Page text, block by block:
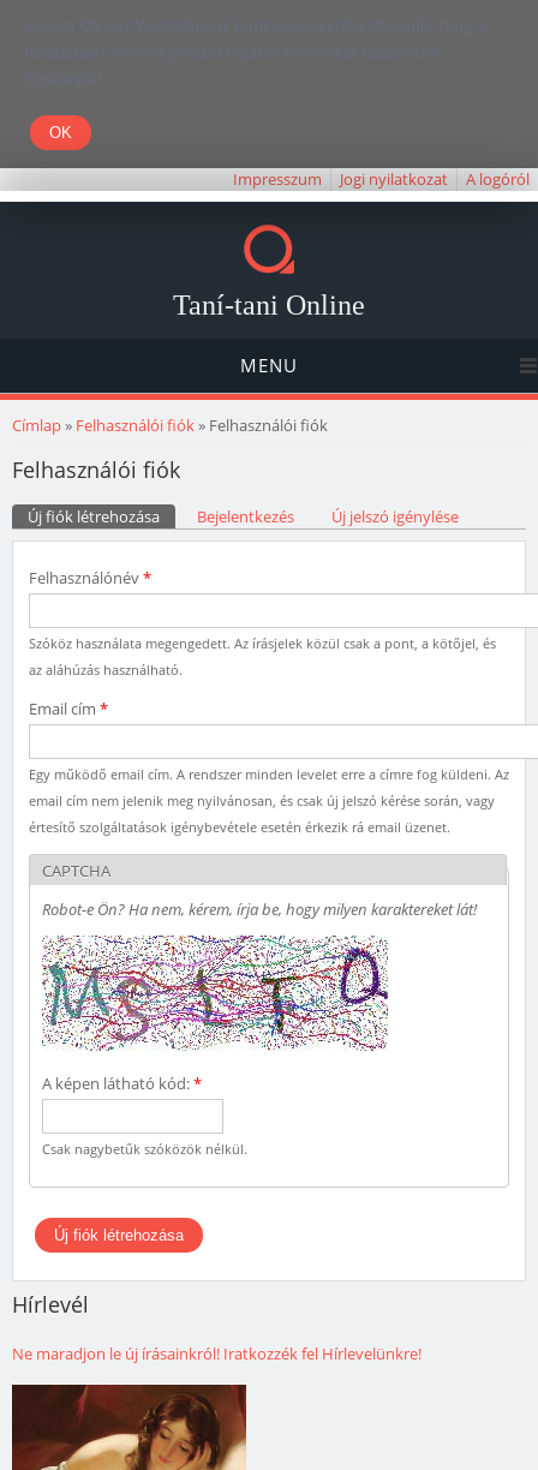
Kedves Olvasó! Weboldalunk böngészésével Ön elfogadja, hogy a
felhasználói élmény javítása céljából cookie-kat használunk.
Köszönjük!
Impresszum Jogi nyilatkozat A logóról
Taní-tani Online
MENU
Jelenlegi hely
Címlap» Felhasználói fiók» Felhasználói fiók
Felhasználói fiók
Elsődleges fülek
Új fiók létrehozása (aktív fül)Bejelentkezés Új jelszó igénylése
Felhasználónév*
Szóköz használata megengedett. Az írásjelek közül csak a pont, a kötőjel, és
az aláhúzás használható.
Email cím *
Egy működő email cím. A rendszer minden levelet erre a címre fog küldeni. Az
email cím nem jelenik meg nyilvánosan, és csak új jelszó kérése során, vagy
értesítő szolgáltatások igénybevétele esetén érkezik rá email üzenet.
CAPTCHA
Robot-e Ön? Ha nem, kérem, írja be, hogy milyen karaktereket lát!
A képen látható kód:*
Csak nagybetűk szóközök nélkül.
Hírlevél
Ne maradjon le új írásainkról! Iratkozzék fel Hírlevelünkre!